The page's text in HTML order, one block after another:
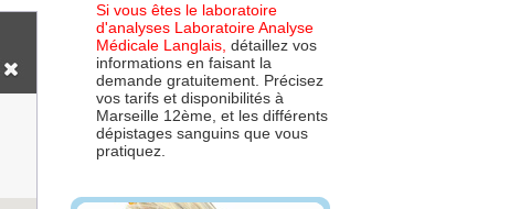
Si vous êtes le laboratoire
d'analyses Laboratoire Analyse
Médicale Langlais, détaillez vos
informations en faisant la
demande gratuitement. Précisez
vos tarifs et disponibilités à
Marseille 12ème, et les différents
dépistages sanguins que vous
pratiquez.